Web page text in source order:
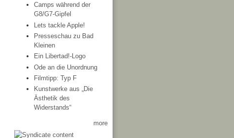
Camps während der
G8/G7-Gipfel
Lets tackle Apple!
Presseschau zu Bad
Kleinen
Ein Libertad!-Logo
Ode an die Unordnung
Filmtipp: Typ F
Kunstwerke aus „Die
Ästhetik des
Widerstands“
more